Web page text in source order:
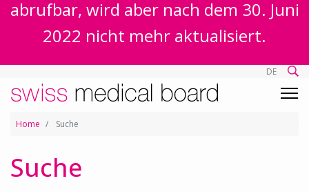
abrufbar, wird aber nach dem 30. Juni
2022 nicht mehr aktualisiert.
DE
Home Suche
Suche